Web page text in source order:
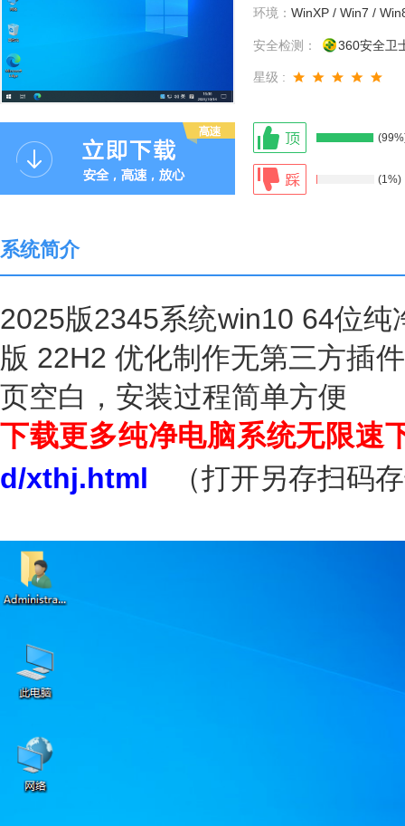
环境： WinXP / Win7 /
安全检测： 360安全卫
星级 :
(1%)
系统简介
2025版2345系统win10 64位
版 22H2 优化制作无第三方插
页空白，安装过程简单方便
下载更多纯净电脑系统无限速
d/xthj.html
（打开另存扫码